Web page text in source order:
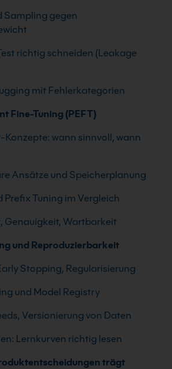
Sampling gegen
richtig schneiden (Leakage
mit Fehlerkategorien
Fine-Tuning (PEFT)
wann sinnvoll, wann
Ansätze und Speicherplanung
Prefix Tuning im Vergleich
Genauigkeit, Wartbarkeit
und Reproduzierbarkeit
Stopping, Regularisierung
und Model Registry
Versionierung von Daten
Lernkurven richtig lesen
trägt